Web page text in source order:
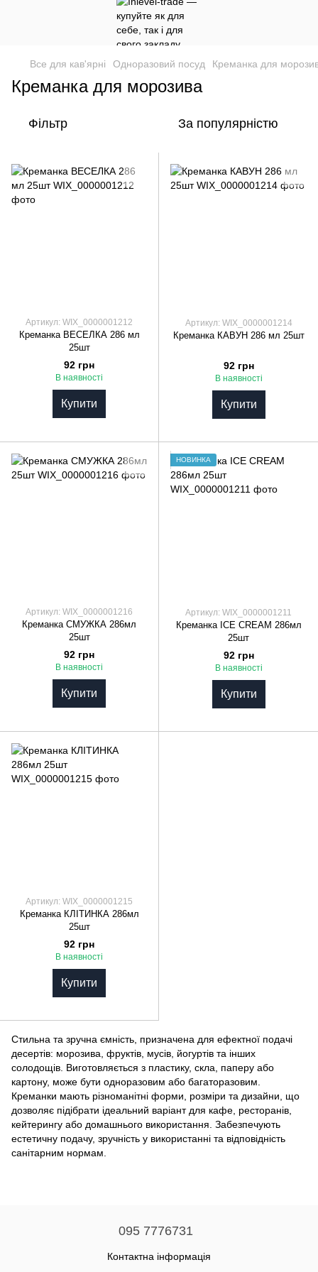
Все для кав'ярні Одноразовий посуд Креманка для
Креманка для морозива
Фільтр За популярністю
Артикул: WIX_0000001212
Креманка ВЕСЕЛКА 286 мл
25шт
92 грн
В наявності
Купити
Артикул: WIX_0000001214
Креманка КАВУН 286 мл 25шт
92 грн
В наявності
Купити
Артикул: WIX_0000001216
Креманка СМУЖКА 286мл
25шт
92 грн
В наявності
Купити
НОВИНКА
Артикул: WIX_0000001211
Креманка ICE CREAM 286мл
25шт
92 грн
В наявності
Купити
Артикул: WIX_0000001215
Креманка КЛІТИНКА 286мл
25шт
92 грн
В наявності
Купити
Стильна та зручна ємність, призначена для ефектної подачі
десертів: морозива, фруктів, мусів, йогуртів та інших
солодощів. Виготовляється з пластику, скла, паперу або
картону, може бути одноразовим або багаторазовим.
Креманки мають різноманітні форми, розміри та дизайни, що
дозволяє підібрати ідеальний варіант для кафе, ресторанів,
кейтерингу або домашнього використання. Забезпечують
естетичну подачу, зручність у використанні та відповідність
санітарним нормам.
095 7776731
Контактна інформація